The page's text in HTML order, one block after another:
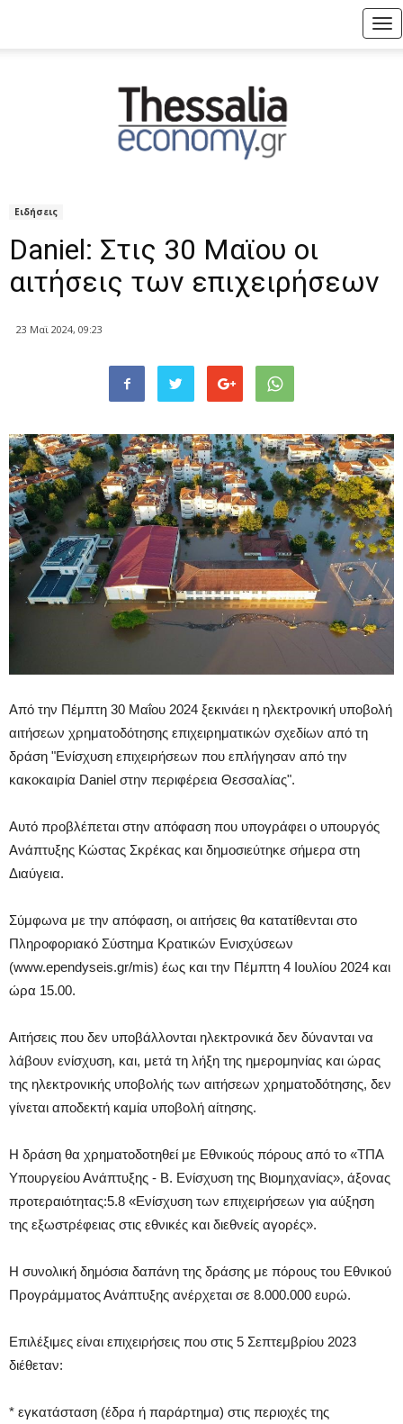
Ειδήσεις
Daniel: Στις 30 Μαϊου οι
αιτήσεις των επιχειρήσεων
23 Μαϊ 2024, 09:23
Από την Πέμπτη 30 Μαΐου 2024 ξεκινάει η ηλεκτρονική υποβολή
αιτήσεων χρηματοδότησης επιχειρηματικών σχεδίων από τη
δράση "Ενίσχυση επιχειρήσεων που επλήγησαν από την
κακοκαιρία Daniel στην περιφέρεια Θεσσαλίας".
Αυτό προβλέπεται στην απόφαση που υπογράφει ο υπουργός
Ανάπτυξης Κώστας Σκρέκας και δημοσιεύτηκε σήμερα στη
Διαύγεια.
Σύμφωνα με την απόφαση, οι αιτήσεις θα κατατίθενται στο
Πληροφοριακό Σύστημα Κρατικών Ενισχύσεων
(www.ependyseis.gr/mis) έως και την Πέμπτη 4 Ιουλίου 2024 και
ώρα 15.00.
Αιτήσεις που δεν υποβάλλονται ηλεκτρονικά δεν δύνανται να
λάβουν ενίσχυση, και, μετά τη λήξη της ημερομηνίας και ώρας
της ηλεκτρονικής υποβολής των αιτήσεων χρηματοδότησης, δεν
γίνεται αποδεκτή καμία υποβολή αίτησης.
Η δράση θα χρηματοδοτηθεί με Εθνικούς πόρους από το «ΤΠΑ
Υπουργείου Ανάπτυξης - Β. Ενίσχυση της Βιομηχανίας», άξονας
προτεραιότητας:5.8 «Ενίσχυση των επιχειρήσεων για αύξηση
της εξωστρέφειας στις εθνικές και διεθνείς αγορές».
Η συνολική δημόσια δαπάνη της δράσης με πόρους του Εθνικού
Προγράμματος Ανάπτυξης ανέρχεται σε 8.000.000 ευρώ.
Επιλέξιμες είναι επιχειρήσεις που στις 5 Σεπτεμβρίου 2023
διέθεταν:
* εγκατάσταση (έδρα ή παράρτημα) στις περιοχές της